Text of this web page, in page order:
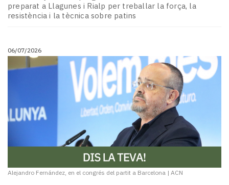
preparat a Llagunes i Rialp per treballar la força, la
resistència i la tècnica sobre patins
06/07/2026
Alejandro Fernández, en el congrés del partit a Barcelona | ACN